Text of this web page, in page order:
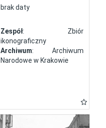
brak daty
Zespół: Zbiór
ikonograficzny
Archiwum: Archiwum
Narodowe w Krakowie